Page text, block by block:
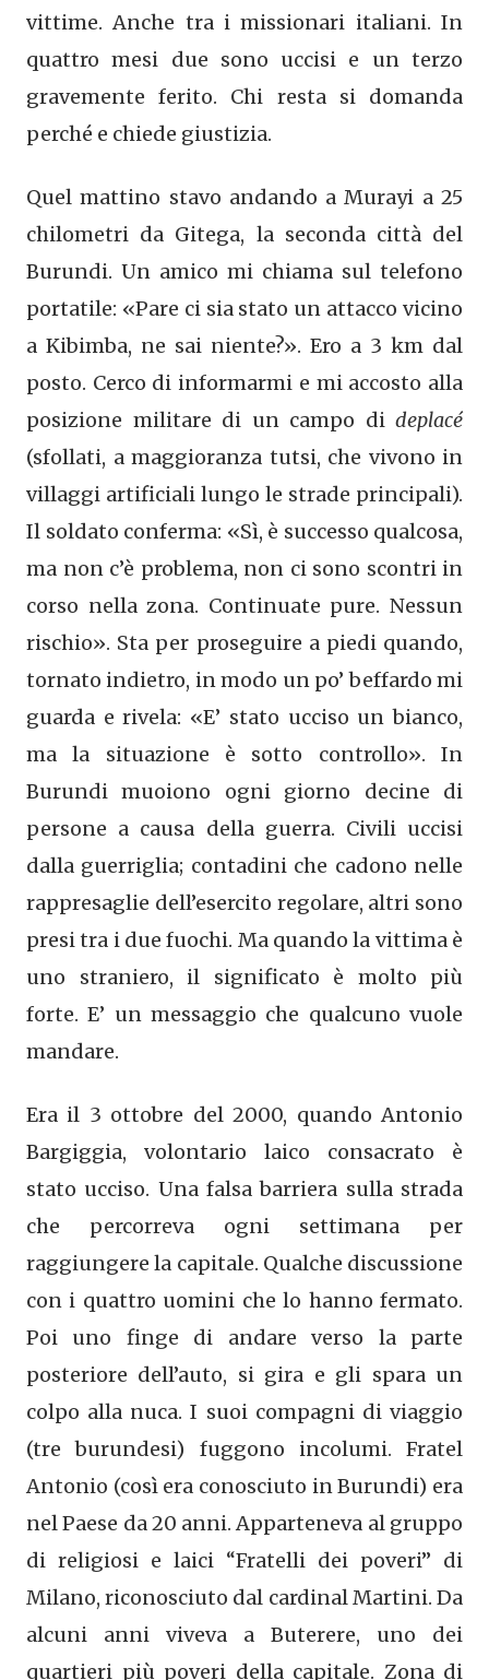
vittime. Anche tra i missionari italiani. In
quattro mesi due sono uccisi e un terzo
gravemente ferito. Chi resta si domanda
perché e chiede giustizia.
Quel mattino stavo andando a Murayi a 25
chilometri da Gitega, la seconda città del
Burundi. Un amico mi chiama sul telefono
portatile: «Pare ci sia stato un attacco vicino
a Kibimba, ne sai niente?». Ero a 3 km dal
posto. Cerco di informarmi e mi accosto alla
posizione militare di un campo di deplacé
(sfollati, a maggioranza tutsi, che vivono in
villaggi artificiali lungo le strade principali).
Il soldato conferma: «Sì, è successo qualcosa,
ma non c’è problema, non ci sono scontri in
corso nella zona. Continuate pure. Nessun
rischio». Sta per proseguire a piedi quando,
tornato indietro, in modo un po’ beffardo mi
guarda e rivela: «E’ stato ucciso un bianco,
ma la situazione è sotto controllo». In
Burundi muoiono ogni giorno decine di
persone a causa della guerra. Civili uccisi
dalla guerriglia; contadini che cadono nelle
rappresaglie dell’esercito regolare, altri sono
presi tra i due fuochi. Ma quando la vittima è
uno straniero, il significato è molto più
forte. E’ un messaggio che qualcuno vuole
mandare.
Era il 3 ottobre del 2000, quando Antonio
Bargiggia, volontario laico consacrato è
stato ucciso. Una falsa barriera sulla strada
che percorreva ogni settimana per
raggiungere la capitale. Qualche discussione
con i quattro uomini che lo hanno fermato.
Poi uno finge di andare verso la parte
posteriore dell’auto, si gira e gli spara un
colpo alla nuca. I suoi compagni di viaggio
(tre burundesi) fuggono incolumi. Fratel
Antonio (così era conosciuto in Burundi) era
nel Paese da 20 anni. Apparteneva al gruppo
di religiosi e laici “Fratelli dei poveri” di
Milano, riconosciuto dal cardinal Martini. Da
alcuni anni viveva a Buterere, uno dei
quartieri più poveri della capitale. Zona di